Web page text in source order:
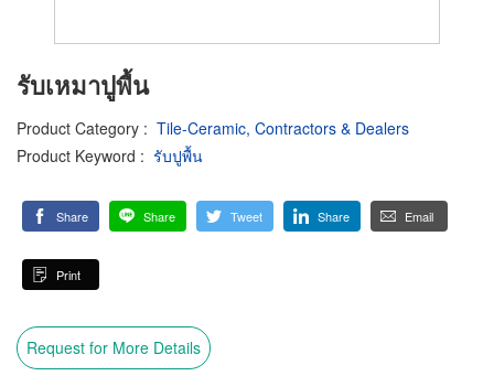
รับเหมาปูพื้น
Product Category : Tile-Ceramic, Contractors & Dealers
Product Keyword : รับปูพื้น
Share Share Tweet Share Email
Print
Request for More Details